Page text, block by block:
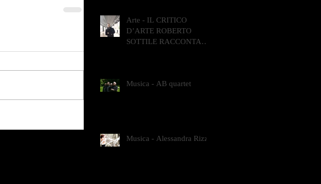
Arte - IL CRITICO
D’ARTE ROBERTO
SOTTILE RACCONTA
Musica - AB quartet
Musica - Alessandra Rizzo